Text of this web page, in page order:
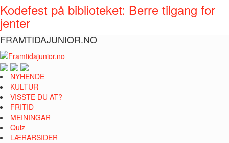
Kodefest på biblioteket: Berre tilgang for
jenter
FRAMTIDAJUNIOR.NO
NYHENDE
KULTUR
VISSTE DU AT?
FRITID
MEININGAR
Quiz
LÆRARSIDER